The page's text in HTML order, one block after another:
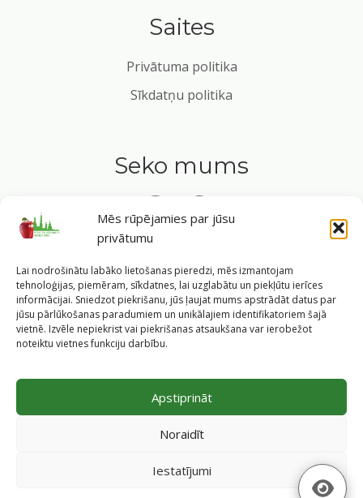
Mēs rūpējamies par jūsu
privātumu
Lai nodrošinātu labāko lietošanas pieredzi, mēs izmantojam
tehnoloģijas, piemēram, sīkdatnes, lai uzglabātu un piekļūtu ierīces
informācijai. Sniedzot piekrišanu, jūs ļaujat mums apstrādāt datus par
jūsu pārlūkošanas paradumiem un unikālajiem identifikatoriem šajā
vietnē. Izvēle nepiekrist vai piekrišanas atsaukšana var ierobežot
noteiktu vietnes funkciju darbību.
Apstiprināt
Noraidīt
Iestatījumi
Saites
Privātuma politika
Sīkdatņu politika
Seko mums
©2026 Veselīgs rīdzinieks veselā Rīgā |Pārpublicējot
informāciju, atsauce uz Rīgas valstspilsētas pašvaldības
www.veseligsridzinieks.lv
Pašvaldības portālu administrē Rīgas valstspilsētas
pašvaldības Labklājības departaments (Rīga, Baznīcas iela